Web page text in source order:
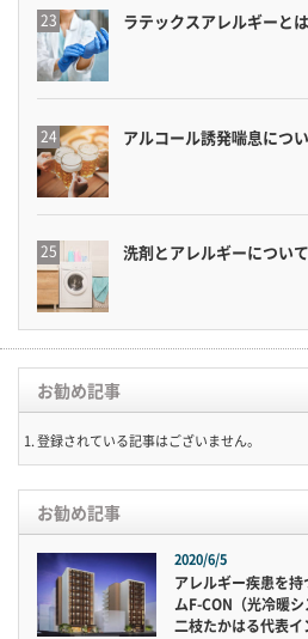
ラテックスアレルギーと
アルコール誘発喘息につ
洗剤とアレルギーについて
お勧め記事
登録されている記事はございません。
お勧め記事
2020/6/5
アレルギー疾患を
ムF-CON（光冷暖
二枝たかはる代表イ